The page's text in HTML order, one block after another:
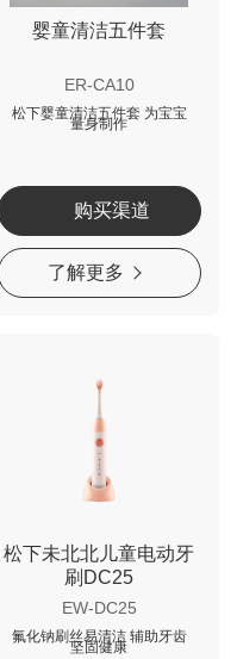
婴童清洁五件套
ER-CA10
松下婴童清洁五件套 为宝宝
量身制作
购买渠道
了解更多
松下未北北儿童电动牙
刷DC25
EW-DC25
氟化钠刷丝易清洁 辅助牙齿
坚固健康